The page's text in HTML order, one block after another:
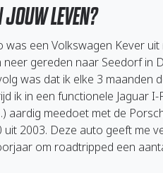
JOUW LEVEN?
was een Volkswagen Kever
gereden naar Seedorf in
was dat ik elke 3 maanden
ik in een functionele Jaguar
aardig meedoet met de
uit 2003. Deze auto geeft me
om roadtripped een